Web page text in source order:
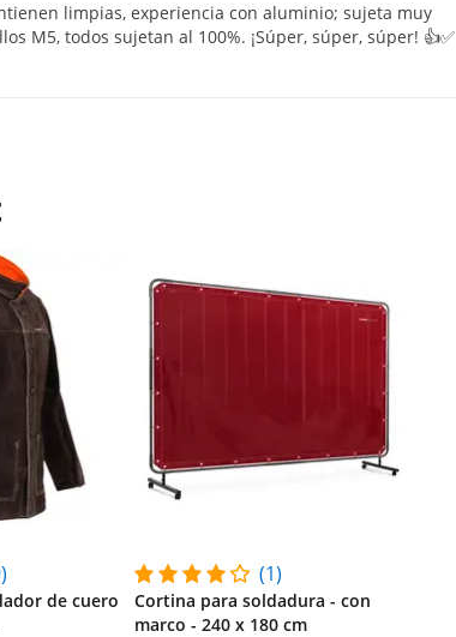
limpias, experiencia con aluminio; sujeta muy
M5, todos sujetan al 100%. ¡Súper, súper, súper! 👍✅
de cuero
(1)
Cortina para soldadura - con
marco - 240 x 180 cm